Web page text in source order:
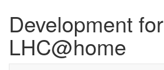
Development for
LHC@home